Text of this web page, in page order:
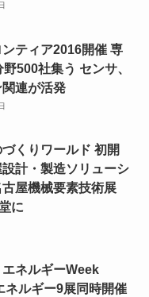
ティア2016開催 専
500社集う センサ、
連が活発
くりワールド 初開
計・製造ソリューシ
古屋機械要素技術展
に
エネルギーWeek
ネルギー9展同時開催